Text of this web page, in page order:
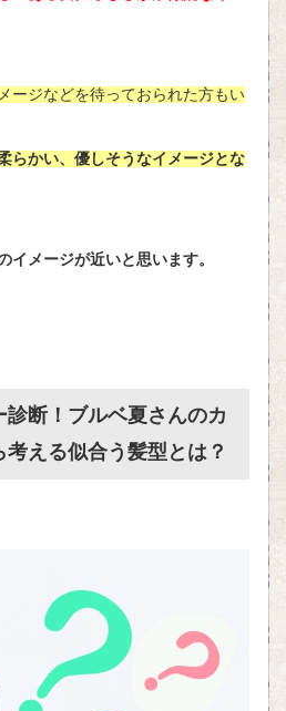
ージなどを待っておられた方もい
らかい、優しそうなイメージとな
イメージが近いと思います。
断！ブルベ夏さんのカ
える似合う髪型とは？